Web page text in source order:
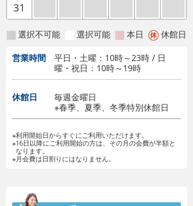
31
選択不可能 選択可能 本日 休館日
営業時間
平日・土曜：10時～23時 / 日
曜・祝日：10時～19時
休館日
毎週金曜日
※春季、夏季、冬季特別休館日
※利用開始日からすぐにご利用いただけます。
※16日以降にご利用開始の方は、その月の会費が半額と
なります。
※月会費は日割りにはなりません。